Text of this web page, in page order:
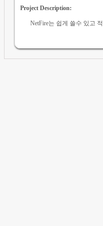
Project Description:
NetFire는 쉽게 쓸수 있고